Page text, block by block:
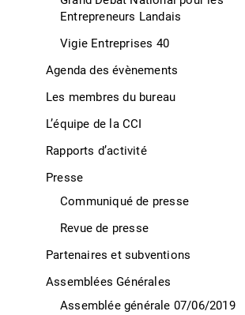
Entrepreneurs Landais
Vigie Entreprises 40
Agenda des évènements
Les membres du bureau
L’équipe de la CCI
Rapports d’activité
Presse
Communiqué de presse
Revue de presse
Partenaires et subventions
Assemblées Générales
Assemblée générale 07/06/2019
tours de table
ludopédagogie
mises en situation
TARIFS :
Inter : 1 900€
Intra : A partir de 6 000€
MODALITES D’EVALUATION :
QCM et entretien oral au
de l’action de formation
ACCESSIBILITE :
locaux accessibles aux personnes à
réduite. Nous vous invitons à nous